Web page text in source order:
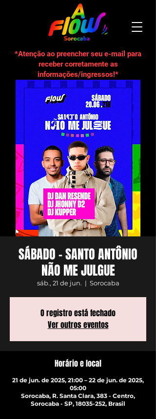
*Atenção ao preencher seu e-mail para
receber corretamente as
informações/ingressos!*
SÁBADO - SANTO ANTÔNIO
NÃO ME JULGUE
sáb., 21 de jun.
  |
Sorocaba
O registro está fechado
Ver outros eventos
Horário e local
21 de jun. de 2025, 21:00 – 22 de jun. de 2025,
05:00
Sorocaba, R. Santa Clara, 383 - Centro,
Sorocaba - SP, 18035-252, Brasil